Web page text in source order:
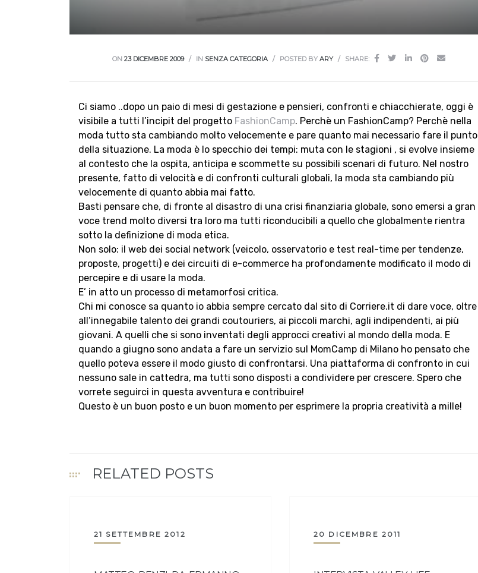
ON 23 DICEMBRE 2009 IN SENZA CATEGORIA POSTED BY ARY SHARE:
Ci siamo ..dopo un paio di mesi di gestazione e pensieri, confronti e chiacchierate, oggi è
visibile a tutti l’incipit del progetto FashionCamp. Perchè un FashionCamp? Perchè nella
moda tutto sta cambiando molto velocemente e pare quanto mai necessario fare il punto
della situazione. La moda è lo specchio dei tempi: muta con le stagioni , si evolve insieme
al contesto che la ospita, anticipa e scommette su possibili scenari di futuro. Nel nostro
presente, fatto di velocità e di confronti culturali globali, la moda sta cambiando più
velocemente di quanto abbia mai fatto.
Basti pensare che, di fronte al disastro di una crisi finanziaria globale, sono emersi a gran
voce trend molto diversi tra loro ma tutti riconducibili a quello che globalmente rientra
sotto la definizione di moda etica.
Non solo: il web dei social network (veicolo, osservatorio e test real-time per tendenze,
proposte, progetti) e dei circuiti di e-commerce ha profondamente modificato il modo di
percepire e di usare la moda.
E’ in atto un processo di metamorfosi critica.
Chi mi conosce sa quanto io abbia sempre cercato dal sito di Corriere.it di dare voce, oltre
all’innegabile talento dei grandi coutouriers, ai piccoli marchi, agli indipendenti, ai più
giovani. A quelli che si sono inventati degli approcci creativi al mondo della moda. E
quando a giugno sono andata a fare un servizio sul MomCamp di Milano ho pensato che
quello poteva essere il modo giusto di confrontarsi. Una piattaforma di confronto in cui
nessuno sale in cattedra, ma tutti sono disposti a condividere per crescere. Spero che
vorrete seguirci in questa avventura e contribuire!
Questo è un buon posto e un buon momento per esprimere la propria creatività a mille!
RELATED POSTS
21 SETTEMBRE 2012 20 DICEMBRE 2011